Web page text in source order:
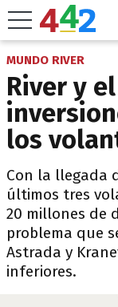
MUNDO RIVER
River y
los
Con la llegada
últimos tres
20 millones de
problema que
Astrada y
inferiores.